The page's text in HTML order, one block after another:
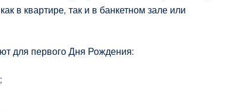
в квартире, так и в банкетном зале или
для первого Дня Рождения: